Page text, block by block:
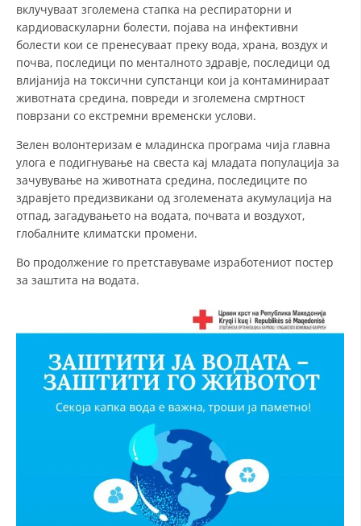
вклучуваат зголемена стапка на респираторни и
кардиоваскуларни болести, појава на инфективни
болести кои се пренесуваат преку вода, храна, воздух и
почва, последици по менталното здравје, последици од
влијанија на токсични супстанци кои ја контаминираат
животната средина, повреди и зголемена смртност
поврзани со екстремни временски услови.
Зелен волонтеризам е младинска програма чија главна
улога е подигнување на свеста кај младата популација за
зачувување на животната средина, последиците по
здравјето предизвикани од зголемената акумулација на
отпад, загадувањето на водата, почвата и воздухот,
глобалните климатски промени.
Во продолжение го претставуваме изработениот постер
за заштита на водата.